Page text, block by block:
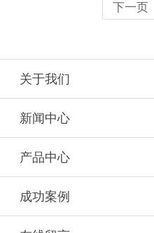
下一页
关于我们
新闻中心
产品中心
成功案例